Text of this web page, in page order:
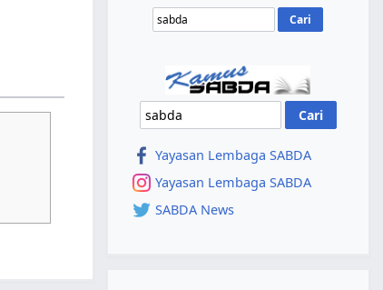
Yayasan Lembaga SABDA
Yayasan Lembaga SABDA
SABDA News